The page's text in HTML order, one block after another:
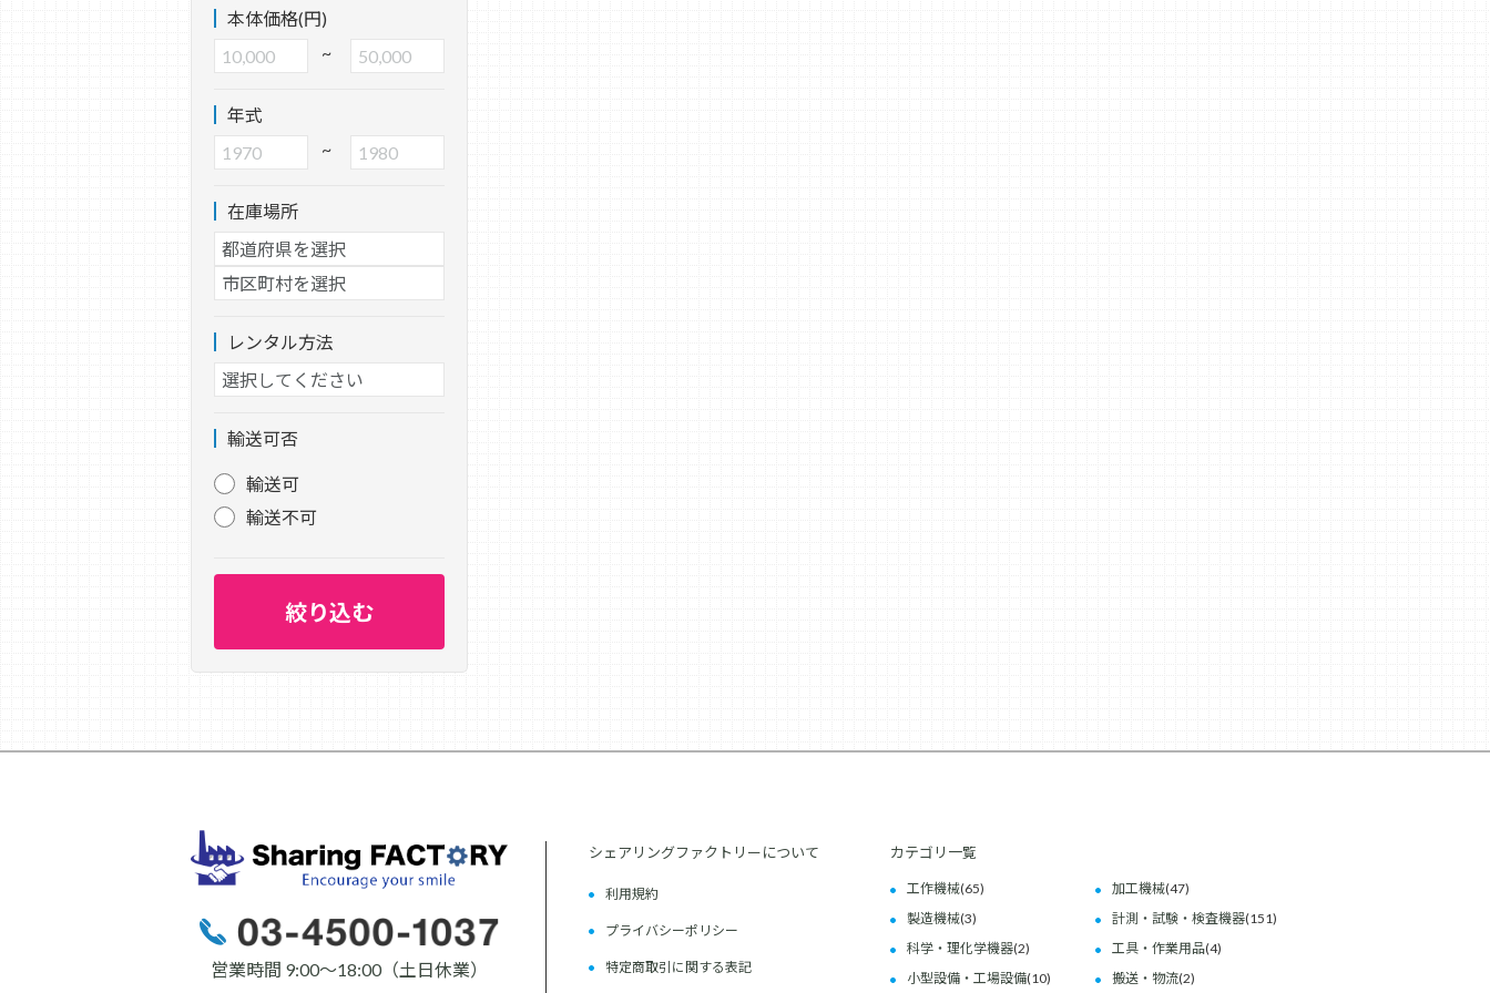
本体価格(円)
~
年式
~
在庫場所
レンタル方法
輸送可否
輸送可
輸送不可
営業時間 9:00〜18:00（土日休業）
シェアリングファクトリーについて
利用規約
プライバシーポリシー
特定商取引に関する表記
カテゴリ一覧
工作機械(65) 加工機械(47)
製造機械(3) 計測・試験・検査機器(151)
科学・理化学機器(2) 工具・作業用品(4)
小型設備・工場設備(10) 搬送・物流(2)